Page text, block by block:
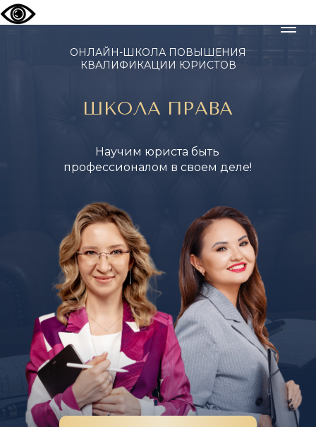
Научим юриста быть
профессионалом в своем деле!
ШКОЛА ПРАВА
ОНЛАЙН-ШКОЛА ПОВЫШЕНИЯ
КВАЛИФИКАЦИИ ЮРИСТОВ